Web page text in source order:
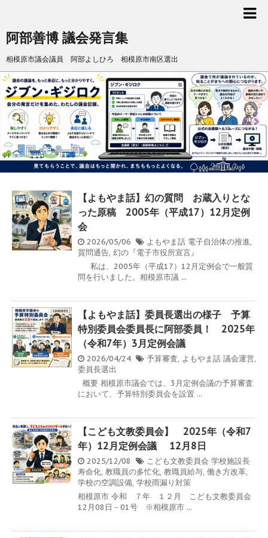
阿部善博 議会発言集
相模原市議会議員 阿部よしひろ 相模原市南区選出
【よもやま話】幻の質問 お蔵入りとな
った原稿 2005年（平成17）12月定例
会
2026/05/06 よもやま話 電子自治体の推進,
質問通告, 幻の『電子市役所宣言』
私は、2005年（平成17）12月定例会で一般質
問を行いました。相模原市議 ...
【よもやま話】委員長選出の様子 予算
特別委員会委員長に阿部委員！ 2025年
（令和7年）3月定例会議
2026/04/24 予算審査, よもやま話 議会運営,
委員長選出
概要 相模原市議会では、3月定例会議の予算審査
において、予算特別委員会を設置 ...
【こども文教委員会】 2025年（令和7
年）12月定例会議 12月8日
2025/12/08 こども文教委員会 学校施設長
寿命化, 教職員の多忙化, 教職員給与, 働き方改革,
学校の空調設備, 学校雨漏り対策
相模原市 令和 ７年 １２月 こども文教委員会
12月08日－01号 ※相模原市 ...